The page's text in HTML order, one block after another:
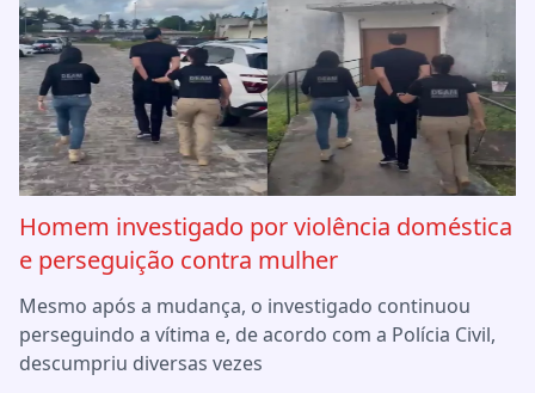
Homem investigado por violência doméstica
e perseguição contra mulher
Mesmo após a mudança, o investigado continuou
perseguindo a vítima e, de acordo com a Polícia Civil,
descumpriu diversas vezes